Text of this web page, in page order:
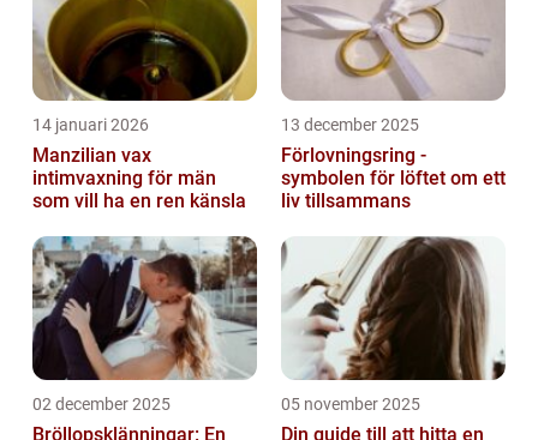
14 januari 2026
Manzilian vax
intimvaxning för män
som vill ha en ren känsla
13 december 2025
Förlovningsring -
symbolen för löftet om ett
liv tillsammans
02 december 2025
Bröllopsklänningar: En
05 november 2025
Din guide till att hitta en